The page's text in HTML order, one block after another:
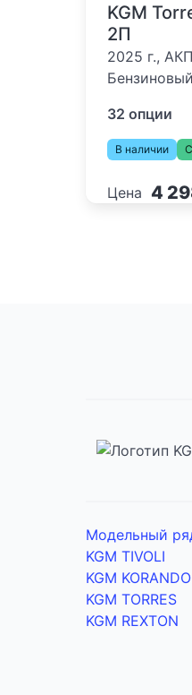
KGM
2П
2025 г.,
32 опции
В наличии
Цена 4
Модельный
KGM TIVOLI
KGM KORANDO
KGM TORRES
KGM REXTON